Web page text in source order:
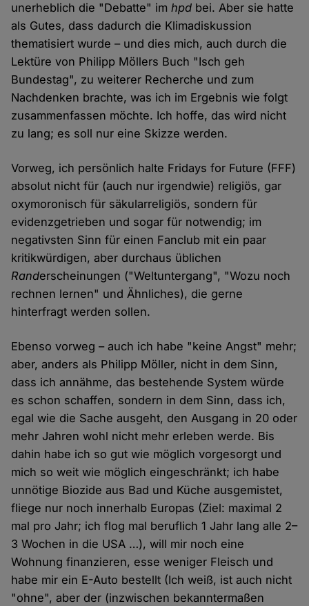
unerheblich die "Debatte" imhpd bei. Aber sie hatte
als Gutes, dass dadurch die Klimadiskussion
thematisiert wurde – und dies mich, auch durch die
Lektüre von Philipp Möllers Buch "Isch geh
Bundestag", zu weiterer Recherche und zum
Nachdenken brachte, was ich im Ergebnis wie folgt
zusammenfassen möchte. Ich hoffe, das wird nicht
zu lang; es soll nur eine Skizze werden.
Vorweg, ich persönlich halte Fridays for Future (FFF)
absolut nicht für (auch nur irgendwie) religiös, gar
oxymoronisch für säkularreligiös, sondern für
evidenzgetrieben und sogar für notwendig; im
negativsten Sinn für einen Fanclub mit ein paar
kritikwürdigen, aber durchaus üblichen
Randerscheinungen ("Weltuntergang", "Wozu noch
rechnen lernen" und Ähnliches), die gerne
hinterfragt werden sollen.
Ebenso vorweg – auch ich habe "keine Angst" mehr;
aber, anders als Philipp Möller, nicht in dem Sinn,
dass ich annähme, das bestehende System würde
es schon schaffen, sondern in dem Sinn, dass ich,
egal wie die Sache ausgeht, den Ausgang in 20 oder
mehr Jahren wohl nicht mehr erleben werde. Bis
dahin habe ich so gut wie möglich vorgesorgt und
mich so weit wie möglich eingeschränkt; ich habe
unnötige Biozide aus Bad und Küche ausgemistet,
fliege nur noch innerhalb Europas (Ziel: maximal 2
mal pro Jahr; ich flog mal beruflich 1 Jahr lang alle 2–
3 Wochen in die USA …), will mir noch eine
Wohnung finanzieren, esse weniger Fleisch und
habe mir ein E-Auto bestellt (Ich weiß, ist auch nicht
"ohne", aber der (inzwischen bekanntermaßen